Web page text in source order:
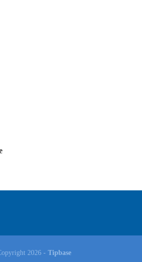
2026 - Tipbase